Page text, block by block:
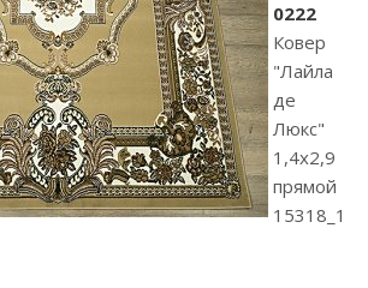
0222
Ковер
"Лайла
де
Люкс"
1,4х2,9
прямой
15318_1